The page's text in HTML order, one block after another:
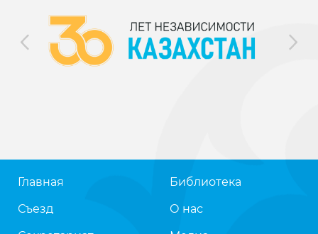
Главная
Съезд
Библиотека
О нас